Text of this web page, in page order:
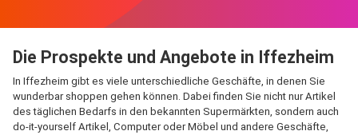
Die Prospekte und Angebote in Iffezheim
In Iffezheim gibt es viele unterschiedliche Geschäfte, in denen Sie
wunderbar shoppen gehen können. Dabei finden Sie nicht nur Artikel
des täglichen Bedarfs in den bekannten Supermärkten, sondern auch
do-it-yourself Artikel, Computer oder Möbel und andere Geschäfte,